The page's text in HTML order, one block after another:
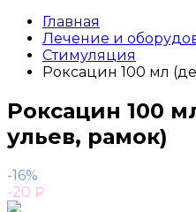
Главная
Лечение и
Стимуляция
Роксацин 100 мл
Роксацин 100
ульев, рамок)
-16%
-20 ₽